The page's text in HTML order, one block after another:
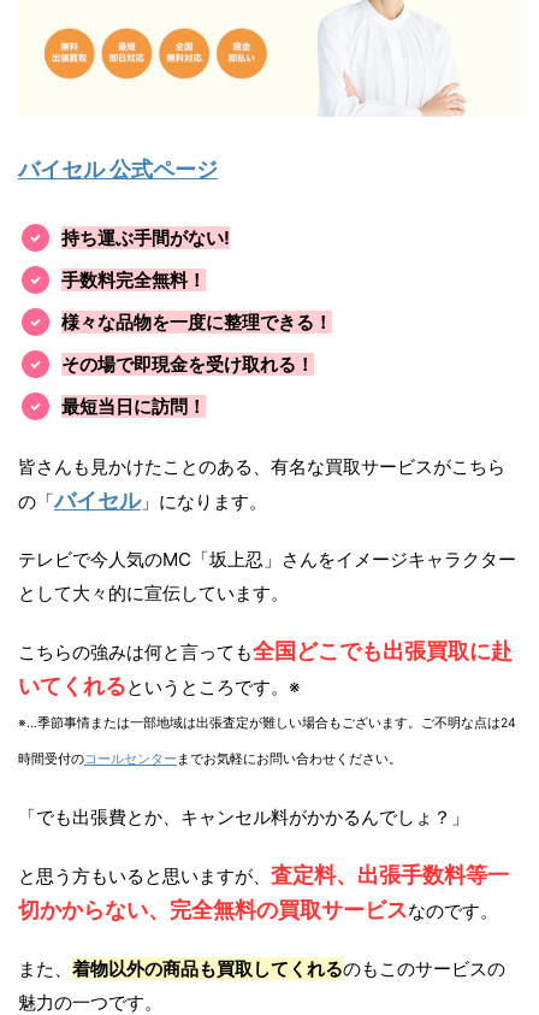
バイセル 公式ページ
持ち運ぶ手間がない!
手数料完全無料！
様々な品物を一度に整理できる！
その場で即現金を受け取れる！
最短当日に訪問！
皆さんも見かけたことのある、有名な買取サービスがこちら
の「バイセル」になります。
テレビで今人気のMC「坂上忍」さんをイメージキャラクター
として大々的に宣伝しています。
こちらの強みは何と言っても全国どこでも出張買取に赴
いてくれるというところです。※
※…季節事情または一部地域は出張査定が難しい場合もございます。ご不明な点は24
時間受付のコールセンター までお気軽にお問い合わせください。
「でも出張費とか、キャンセル料がかかるんでしょ？」
と思う方もいると思いますが、 査定料、出張手数料等一
切かからない、完全無料の買取サービスなのです。
また、 着物以外の商品も買取してくれるのもこのサービスの
魅力の一つです。